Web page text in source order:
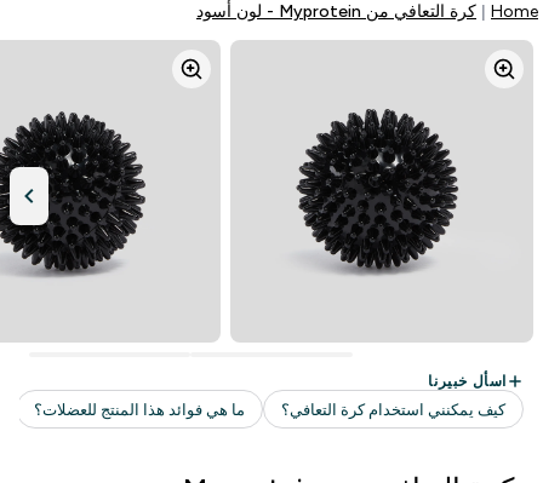
Home كرة التعافي من Myprotein - لون أسود